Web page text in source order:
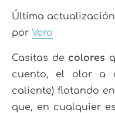
Última actualización
por Vero
Casitas de colores
cuento, el olor a
caliente) flotando
que, en cualquier